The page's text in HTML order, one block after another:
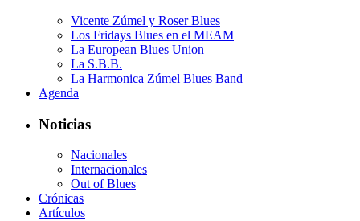
Vicente Zúmel y Roser Blues
Los Fridays Blues en el MEAM
La European Blues Union
La S.B.B.
La Harmonica Zúmel Blues Band
Agenda
Noticias
Nacionales
Internacionales
Out of Blues
Crónicas
Artículos